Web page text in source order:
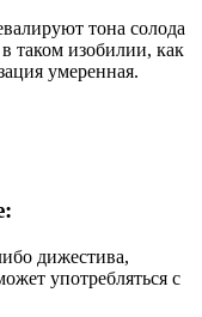
тона солода
таком изобилии, как
умеренная.
дижестива,
употребляться с